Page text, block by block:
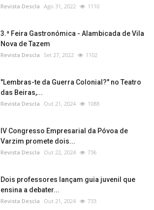
Revista Descla Ago 31, 2022 1110
3.ª Feira Gastronómica - Alambicada de Vila
Nova de Tazem
Revista Descla Set 27, 2022 1102
"Lembras-te da Guerra Colonial?" no Teatro
das Beiras,...
Revista Descla Out 21, 2024 1088
IV Congresso Empresarial da Póvoa de
Varzim promete dois...
Revista Descla Out 22, 2024 736
Dois professores lançam guia juvenil que
ensina a debater...
Revista Descla Out 21, 2024 733